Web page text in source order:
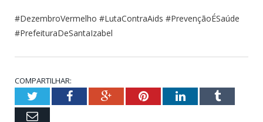
#DezembroVermelho #LutaContraAids #PrevençãoÉSaúde
#PrefeituraDeSantaIzabel
COMPARTILHAR:
TwitterFacebookGoogle+PinterestLinkedInTumblr
Email